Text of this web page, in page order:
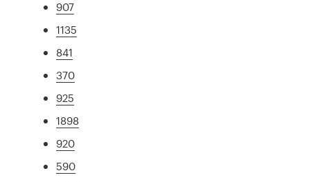
907
1135
841
370
925
1898
920
590